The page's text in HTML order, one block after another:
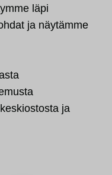
läpi
ja näytämme
ja